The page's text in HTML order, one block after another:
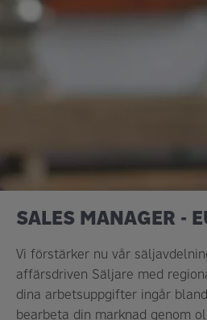
SALES MANAGER -
Vi förstärker nu vår
affärsdriven Säljare med
dina arbetsuppgifter ingår
bearbeta din marknad genom